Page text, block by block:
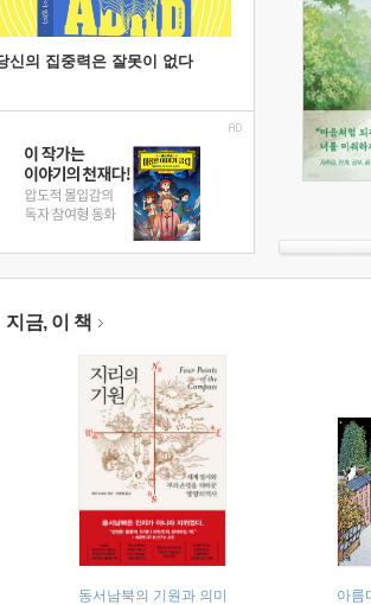
신의 집중력은 잘못이 없다
지금, 이 책
동서남북의 기원과 의미 아름